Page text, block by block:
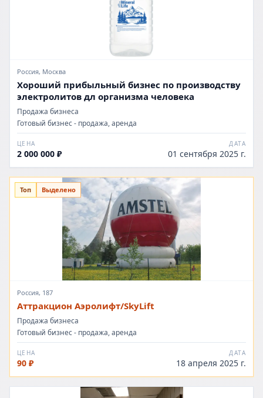
Россия, Москва
Хороший прибыльный бизнес по производству
электролитов дл организма человека
Продажа бизнеса
Готовый бизнес - продажа, аренда
ЦЕНА
2 000 000 ₽
ДАТА
01 сентября 2025 г.
Топ Выделено
Россия, 187
Аттракцион Аэролифт/SkyLift
Продажа бизнеса
Готовый бизнес - продажа, аренда
ЦЕНА
90 ₽
ДАТА
18 апреля 2025 г.